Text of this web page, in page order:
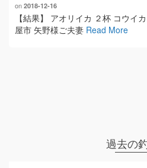
on 2018-12-16
【結果】 アオリイカ ２杯 コウイ
屋市 矢野様ご夫妻 Read More
過去の